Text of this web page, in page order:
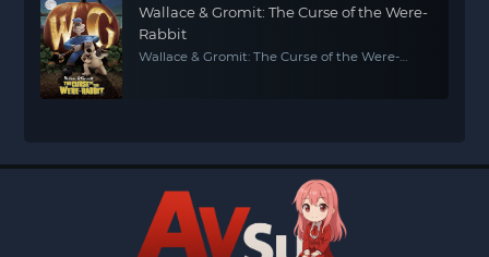
Wallace & Gromit: The Curse of the Were-
Rabbit
Wallace & Gromit: The Curse of the Were-